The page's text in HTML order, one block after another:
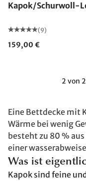
Kapok/Schurwoll-
(9)
159,00 €
2 von
Eine Bettdecke mit
Wärme bei wenig
besteht zu 80 %
einer
Was ist
Kapok sind feine